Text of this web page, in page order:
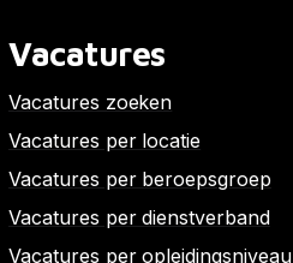
Vacatures
Vacatures zoeken
Vacatures per locatie
Vacatures per beroepsgroep
Vacatures per dienstverband
Vacatures per opleidingsniveau